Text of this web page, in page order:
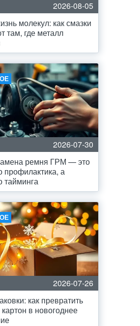
2026-08-05
молекул: как смазки
там, где металл
2026-07-30
ремня ГРМ — это
профилактика, а
тайминга
2026-07-26
как превратить
в новогоднее